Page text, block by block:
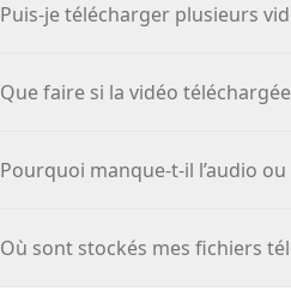
Puis-je télécharger plusieurs
Que faire si la vidéo
Pourquoi manque-t-il l’audio ou
Où sont stockés mes fichiers